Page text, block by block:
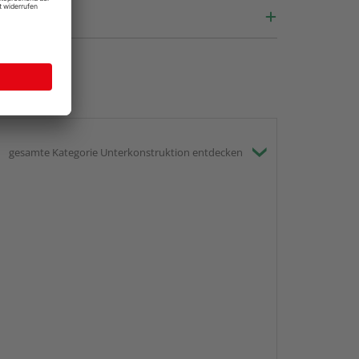
gesamte Kategorie Unterkonstruktion entdecken